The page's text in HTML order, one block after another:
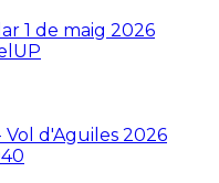
1 de maig 2026
Vol d'Aguiles 2026